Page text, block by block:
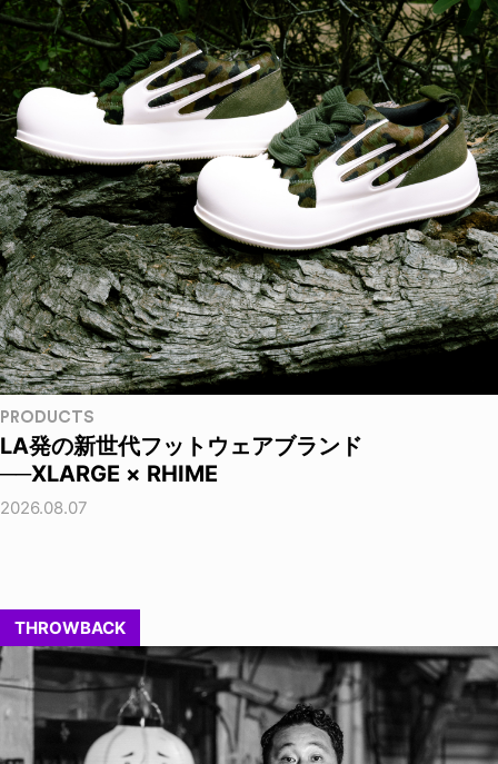
PRODUCTS
LA発の新世代フットウェアブランド
──XLARGE × RHIME
2026.08.07
THROWBACK